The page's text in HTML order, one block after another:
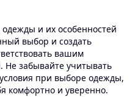
и их особенностей
выбор и создать
вашим
Не забывайте учитывать
при выборе одежды,
комфортно и уверенно.